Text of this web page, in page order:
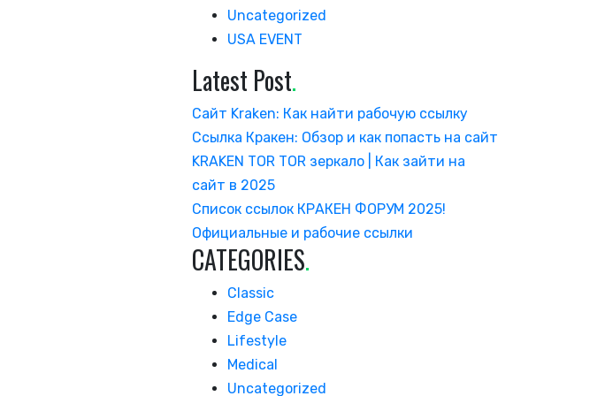
Uncategorized
USA EVENT
Latest Post.
Сайт Kraken: Как найти рабочую ссылку
Ссылка Кракен: Обзор и как попасть на сайт
KRAKEN TOR TOR зеркало | Как зайти на
сайт в 2025
Список ссылок КРАКЕН ФОРУМ 2025!
Официальные и рабочие ссылки
CATEGORIES.
Classic
Edge Case
Lifestyle
Medical
Uncategorized